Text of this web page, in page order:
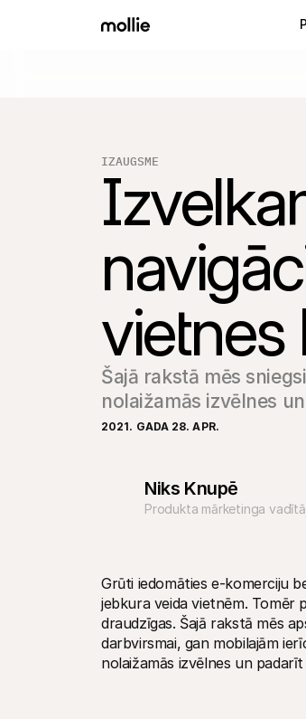
IZAUGSME
vietnes
Šajā rakstā mēs
nolaižamās izvēlnes
2021. GADA 28. APR.
Niks Knupē
Produkta mārketinga
Grūti iedomāties e-komerciju
jebkura veida vietnēm. Tomēr
draudzīgas. Šajā rakstā mēs
darbvirsmai, gan mobilajām
nolaižamās izvēlnes un